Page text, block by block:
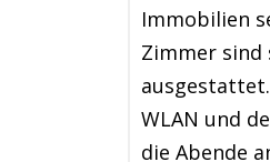
Immobilien
Zimmer sind
WLAN und
die Abende